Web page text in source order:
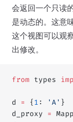
会返回一个只读
是动态的。这意
这个视图可以观
出修改。
from types
d = { 1 : 'A' }
d_proxy =